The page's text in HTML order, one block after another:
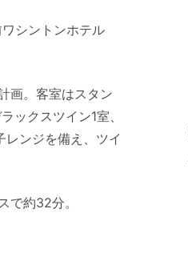
シントンホテル
画。客室はスタン
ックスツイン1室、
ンジを備え、ツイ
で約32分。